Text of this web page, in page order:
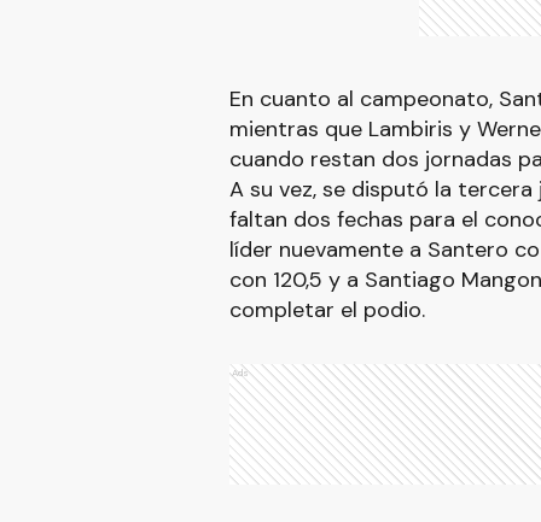
En cuanto al campeonato,
mientras que Lambiris y
cuando restan dos jornadas
A su vez, se disputó la
faltan dos fechas para el
líder nuevamente a Santero
con 120,5 y a Santiago
completar el podio.
Ads